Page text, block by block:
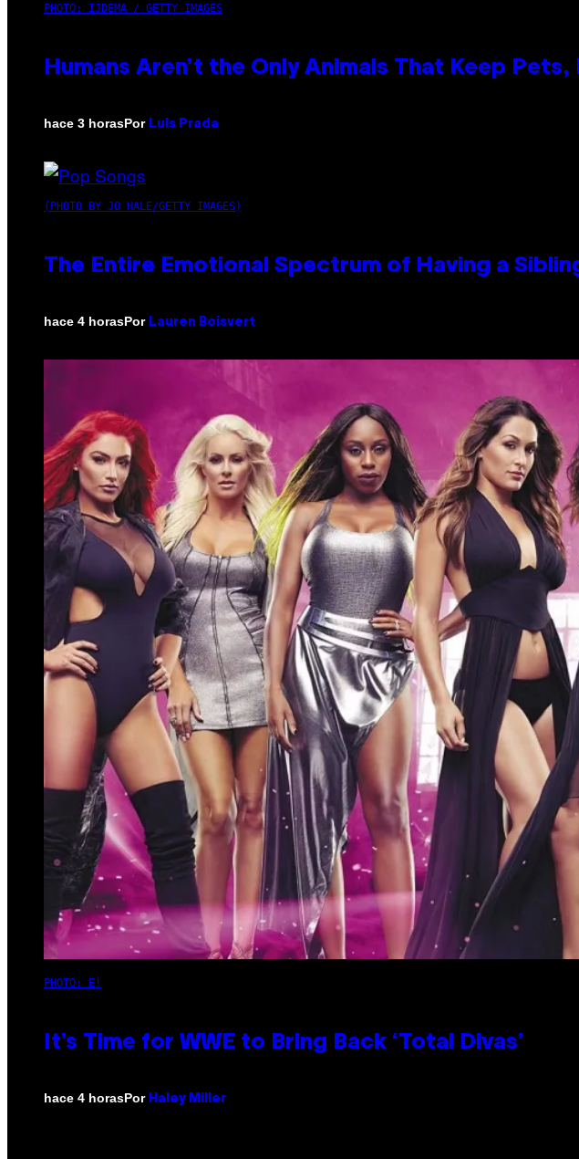
PHOTO: IJDEMA / GETTY IMAGES
Humans Aren’t the Only Animals That Keep
hace 3 horasPor Luis Prada
(PHOTO BY JO HALE/GETTY IMAGES)
The Entire Emotional Spectrum of Having a
hace 4 horasPor Lauren Boisvert
PHOTO: E!
It’s Time for WWE to Bring Back ‘Total Divas’
hace 4 horasPor Haley Miller